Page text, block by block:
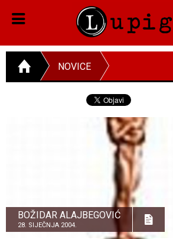
NOVICE
BOŽIDAR ALAJBEGOVIĆ
28. SIJEČNJA 2004.